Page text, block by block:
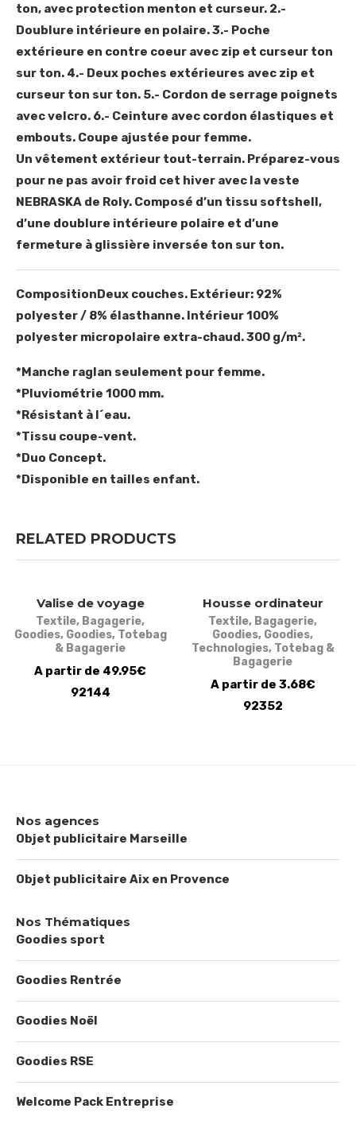
ton, avec protection menton et curseur. 2.-
Doublure intérieure en polaire. 3.- Poche
extérieure en contre coeur avec zip et curseur ton
sur ton. 4.- Deux poches extérieures avec zip et
curseur ton sur ton. 5.- Cordon de serrage poignets
avec velcro. 6.- Ceinture avec cordon élastiques et
embouts. Coupe ajustée pour femme.
Un vêtement extérieur tout-terrain. Préparez-vous
pour ne pas avoir froid cet hiver avec la veste
NEBRASKA de Roly. Composé d’un tissu softshell,
d’une doublure intérieure polaire et d’une
fermeture à glissière inversée ton sur ton.
CompositionDeux couches. Extérieur: 92%
polyester / 8% élasthanne. Intérieur 100%
polyester micropolaire extra-chaud. 300 g/m².
*Manche raglan seulement pour femme.
*Pluviométrie 1000 mm.
*Résistant à l´eau.
*Tissu coupe-vent.
*Duo Concept.
*Disponible en tailles enfant.
RELATED PRODUCTS
Valise de voyage
Textile, Bagagerie,
Goodies, Goodies, Totebag
& Bagagerie
A partir de 49.95€
92144
Housse ordinateur
Textile, Bagagerie,
Goodies, Goodies,
Technologies, Totebag &
Bagagerie
A partir de 3.68€
92352
Nos agences
Objet publicitaire Marseille
Objet publicitaire Aix en Provence
Nos Thématiques
Goodies sport
Goodies Rentrée
Goodies Noël
Goodies RSE
Welcome Pack Entreprise